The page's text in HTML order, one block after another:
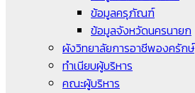
ข้อมูลครุภัณฑ์
ข้อมูลจังหวัดนครนายก
ผังวิทยาลัยการอาชีพองครักษ์
ทำเนียบผู้บริหาร
คณะผู้บริหาร